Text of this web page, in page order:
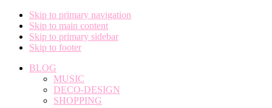
Skip to primary navigation
Skip to main content
Skip to primary sidebar
Skip to footer
BLOG
MUSIC
DECO-DESIGN
SHOPPING